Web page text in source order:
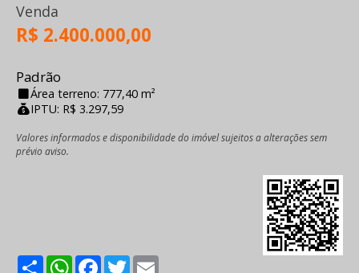
Venda
R$ 2.400.000,00
Padrão
Área terreno: 777,40 m²
IPTU: R$ 3.297,59
Valores informados e disponibilidade do imóvel sujeitos a alterações sem
prévio aviso.
ShareWhatsApp
Facebook
Twitter